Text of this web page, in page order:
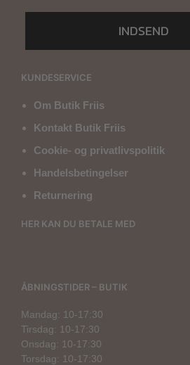
INDSEND
KUNDESERVICE
Om Butik Friis
Kontakt Butik Friis
Cookie- og privatlivspolitik
Handelsbetingelser
Returnering
HER KAN DU BETALE MED
ÅBNINGSTIDER – BUTIK
Mandag: 10-17:30
Tirsdag: 10-17:30
Onsdag: 10-17:30
Torsdag: 10-17:30